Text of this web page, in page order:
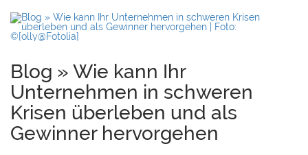
Blog » Wie kann Ihr
Unternehmen in schweren
Krisen überleben und als
Gewinner hervorgehen